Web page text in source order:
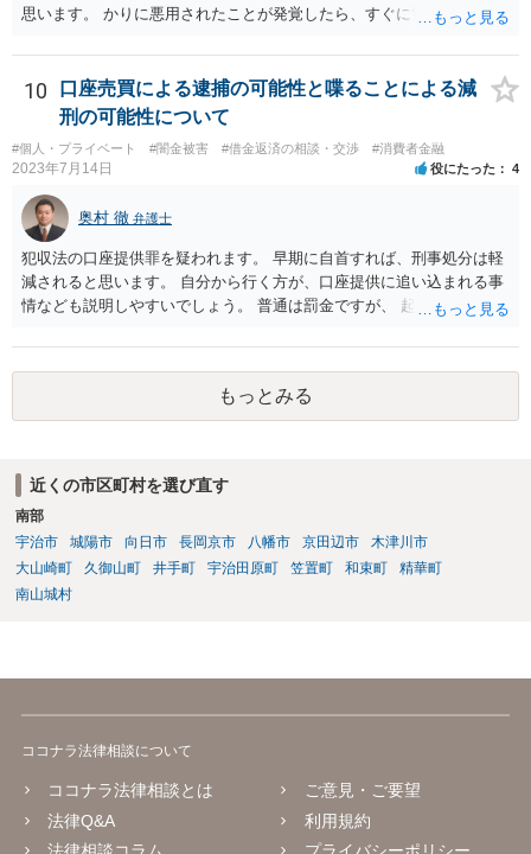
思います。 かりに悪用されたことが発覚したら、すぐに警察に相談し
10
口座売買による逮捕の可能性と喋ることによる減
刑の可能性について
#個人・プライベート #闇金被害 #借金返済の相談・交渉 #消費者金融
2023年7月14日 役にたった 4
奥村 徹 弁護士
犯収法の口座提供罪を疑われます。 早期に自首すれば、刑事処分は軽
減されると思います。 自分から行く方が、口座提供に追い込まれる事
情なども説明しやすいでしょう。 普通は罰金ですが、 起訴猶予も多い
もっとみる
近くの市区町村を選び直す
南部
宇治市
城陽市 向日市 長岡京市 八幡市 京田辺市
木津川市
大山崎町
久御山町 井手町 宇治田原町 笠置町 和束町
精華町
南山城村
ココナラ法律相談について
ココナラ法律相談とは
法律Q&A
ご意見・ご要望
利用規約